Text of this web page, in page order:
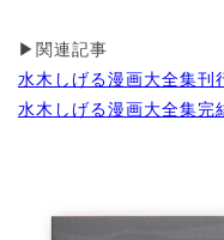
▶関連記事
水木しげる漫画大全集刊
水木しげる漫画大全集完